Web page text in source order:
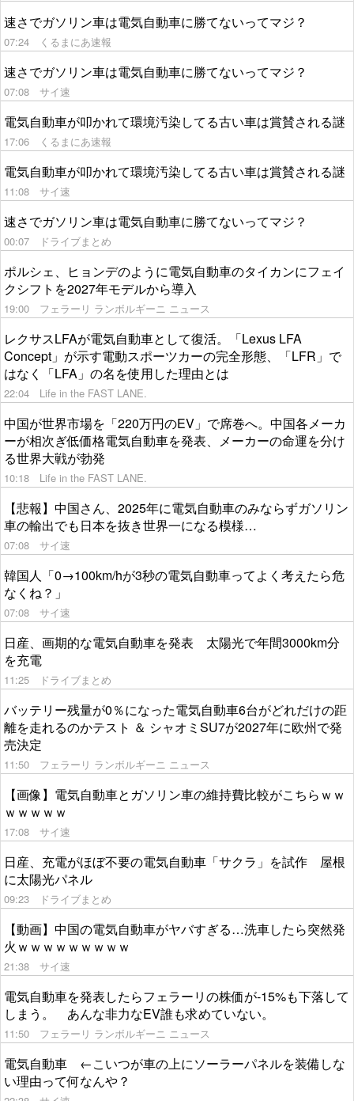
速さでガソリン車は電気自動車に勝てないってマジ？
07:24 くるまにあ速報
速さでガソリン車は電気自動車に勝てないってマジ？
07:08 サイ速
電気自動車が叩かれて環境汚染してる古い車は賞賛される謎
17:06 くるまにあ速報
電気自動車が叩かれて環境汚染してる古い車は賞賛される謎
11:08 サイ速
速さでガソリン車は電気自動車に勝てないってマジ？
00:07 ドライブまとめ
ポルシェ、ヒョンデのように電気自動車のタイカンにフェイ
クシフトを2027年モデルから導入
19:00 フェラーリ ランボルギーニ ニュース
レクサスLFAが電気自動車として復活。「Lexus LFA
Concept」が示す電動スポーツカーの完全形態、「LFR」で
はなく「LFA」の名を使用した理由とは
22:04 Life in the FAST LANE.
中国が世界市場を「220万円のEV」で席巻へ。中国各メーカ
ーが相次ぎ低価格電気自動車を発表、メーカーの命運を分け
る世界大戦が勃発
10:18 Life in the FAST LANE.
【悲報】中国さん、2025年に電気自動車のみならずガソリン
車の輸出でも日本を抜き世界一になる模様…
07:08 サイ速
韓国人「0→100km/hが3秒の電気自動車ってよく考えたら危
なくね？」
07:08 サイ速
日産、画期的な電気自動車を発表 太陽光で年間3000km分
を充電
11:25 ドライブまとめ
バッテリー残量が0％になった電気自動車6台がどれだけの距
離を走れるのかテスト ＆ シャオミSU7が2027年に欧州で発
売決定
11:50 フェラーリ ランボルギーニ ニュース
【画像】電気自動車とガソリン車の維持費比較がこちらｗｗ
ｗｗｗｗｗ
17:08 サイ速
日産、充電がほぼ不要の電気自動車「サクラ」を試作 屋根
に太陽光パネル
09:23 ドライブまとめ
【動画】中国の電気自動車がヤバすぎる…洗車したら突然発
火ｗｗｗｗｗｗｗｗｗ
21:38 サイ速
電気自動車を発表したらフェラーリの株価が-15%も下落して
しまう。 あんな非力なEV誰も求めていない。
11:50 フェラーリ ランボルギーニ ニュース
電気自動車 ←こいつが車の上にソーラーパネルを装備しな
い理由って何なんや？